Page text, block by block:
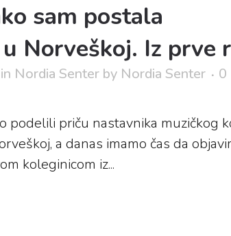
sam postala
u Norveškoj. Iz prve
in Nordia Senter by Nordia Senter
0
podelili priču nastavnika muzičkog
a danas imamo čas da
koleginicom iz...